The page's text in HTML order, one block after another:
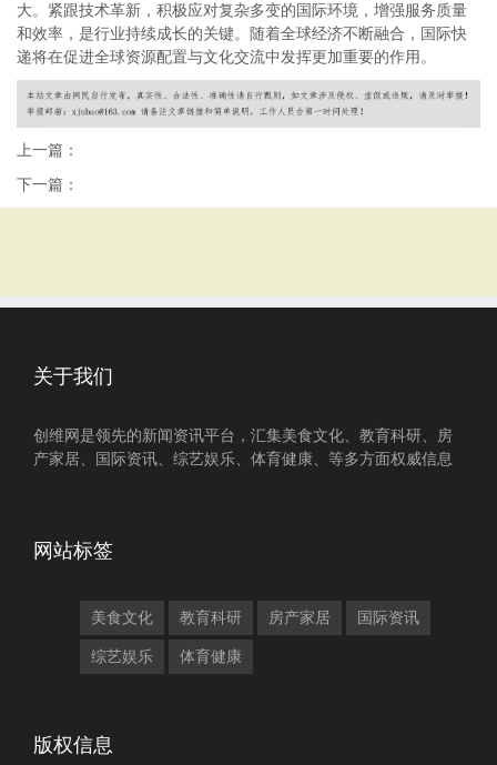
大。紧跟技术革新，积极应对复杂多变的国际环境，增强服务质量
和效率，是行业持续成长的关键。随着全球经济不断融合，国际快
递将在促进全球资源配置与文化交流中发挥更加重要的作用。
上一篇：
下一篇：
关于我们
创维网是领先的新闻资讯平台，汇集美食文化、教育科研、房
产家居、国际资讯、综艺娱乐、体育健康、等多方面权威信息
网站标签
美食文化 教育科研 房产家居 国际资讯
综艺娱乐 体育健康
版权信息